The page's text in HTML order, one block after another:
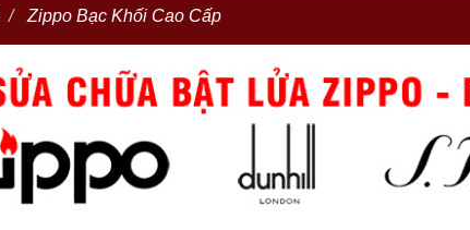
Zippo Bạc Khối Cao Cấp